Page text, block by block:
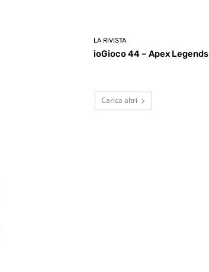
LA RIVISTA
ioGioco 44 – Apex Legends
Carica altri